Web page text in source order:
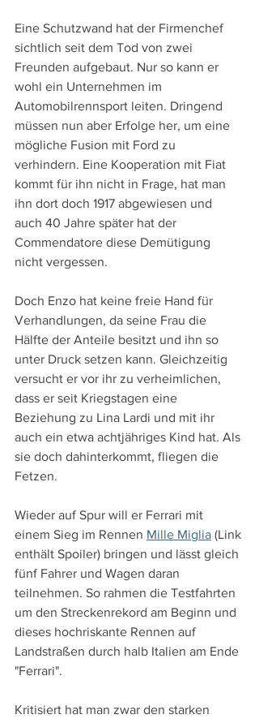
Eine Schutzwand hat der Firmenchef
sichtlich seit dem Tod von zwei
Freunden aufgebaut. Nur so kann er
wohl ein Unternehmen im
Automobilrennsport leiten. Dringend
müssen nun aber Erfolge her, um eine
mögliche Fusion mit Ford zu
verhindern. Eine Kooperation mit Fiat
kommt für ihn nicht in Frage, hat man
ihn dort doch 1917 abgewiesen und
auch 40 Jahre später hat der
Commendatore diese Demütigung
nicht vergessen.
Doch Enzo hat keine freie Hand für
Verhandlungen, da seine Frau die
Hälfte der Anteile besitzt und ihn so
unter Druck setzen kann. Gleichzeitig
versucht er vor ihr zu verheimlichen,
dass er seit Kriegstagen eine
Beziehung zu Lina Lardi und mit ihr
auch ein etwa achtjähriges Kind hat. Als
sie doch dahinterkommt, fliegen die
Fetzen.
Wieder auf Spur will er Ferrari mit
einem Sieg im Rennen Mille Miglia (Link
enthält Spoiler) bringen und lässt gleich
fünf Fahrer und Wagen daran
teilnehmen. So rahmen die Testfahrten
um den Streckenrekord am Beginn und
dieses hochriskante Rennen auf
Landstraßen durch halb Italien am Ende
"Ferrari".
Kritisiert hat man zwar den starken